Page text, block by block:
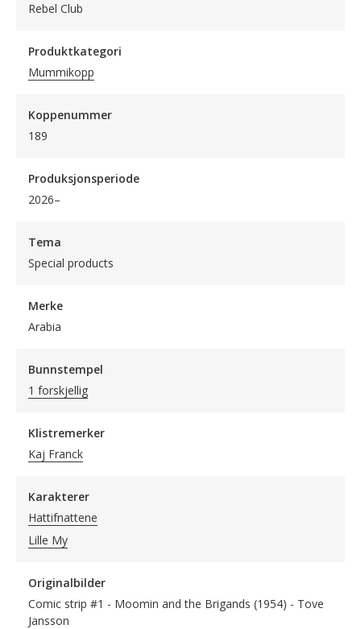
Rebel Club
Produktkategori
Mummikopp
Koppenummer
189
Produksjonsperiode
2026–
Tema
Special products
Merke
Arabia
Bunnstempel
1 forskjellig
Klistremerker
Kaj Franck
Karakterer
Hattifnattene
Lille My
Originalbilder
Comic strip #1 - Moomin and the Brigands (1954) - Tove
Jansson